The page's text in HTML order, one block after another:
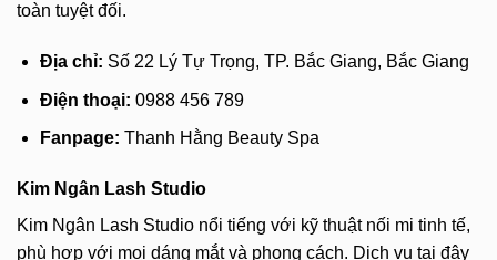
toàn tuyệt đối.
Địa chỉ: Số 22 Lý Tự Trọng, TP. Bắc Giang, Bắc Giang
Điện thoại: 0988 456 789
Fanpage: Thanh Hằng Beauty Spa
Kim Ngân Lash Studio
Kim Ngân Lash Studio nổi tiếng với kỹ thuật nối mi tinh tế,
phù hợp với mọi dáng mắt và phong cách. Dịch vụ tại đây